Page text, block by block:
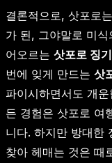
결론적으로, 삿포로
가 된, 그야말로 미
어오르는 삿포로 징
번에 잊게 만드는 삿
파이시하면서도 개운
든 경험은 삿포로 여
니다. 하지만 방대한
찾아 헤매는 것은 때